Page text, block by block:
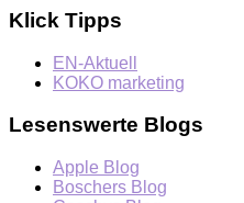
Klick Tipps
EN-Aktuell
KOKO marketing
Lesenswerte Blogs
Apple Blog
Boschers Blog